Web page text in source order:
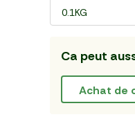
0.1KG
Ca peut
achat de